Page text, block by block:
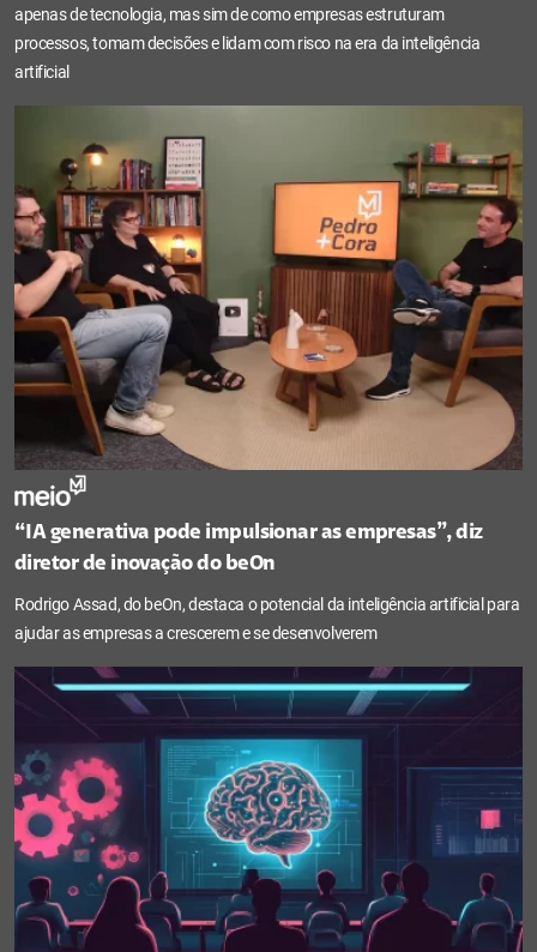
apenas de tecnologia, mas sim de como empresas estruturam
processos, tomam decisões e lidam com risco na era da inteligência
artificial
“IA generativa pode impulsionar as empresas”, diz
diretor de inovação do beOn
Rodrigo Assad, do beOn, destaca o potencial da inteligência artificial para
ajudar as empresas a crescerem e se desenvolverem